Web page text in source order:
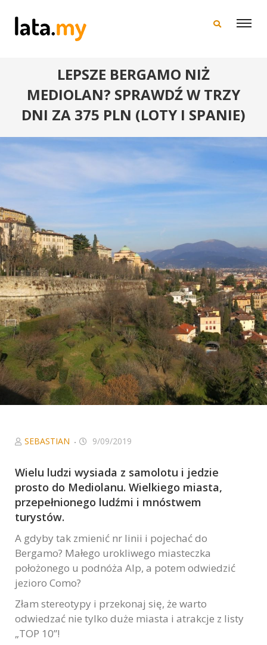
LEPSZE BERGAMO NIŻ
MEDIOLAN? SPRAWDŹ W TRZY
DNI ZA 375 PLN (LOTY I SPANIE)
SEBASTIAN 9/09/2019
Wielu ludzi wysiada z samolotu i jedzie
prosto do Mediolanu. Wielkiego miasta,
przepełnionego ludźmi i mnóstwem
turystów.
A gdyby tak zmienić nr linii i pojechać do
Bergamo? Małego urokliwego miasteczka
położonego u podnóża Alp, a potem odwiedzić
jezioro Como?
Złam stereotypy i przekonaj się, że warto
odwiedzać nie tylko duże miasta i atrakcje z listy
„TOP 10”!
Niezbędne
Ciasteczka, bez
których serwis
nie będzie w
pełni
funkcjonował
zgodnie z
zamierzeniem.
W szczególności
to ciasteczka
sieci
któremu serwis
może być coraz
lepszy.
Marketing
W chwili obecnej
nie używamy
narzędzi
marketingowych,
lecz nie